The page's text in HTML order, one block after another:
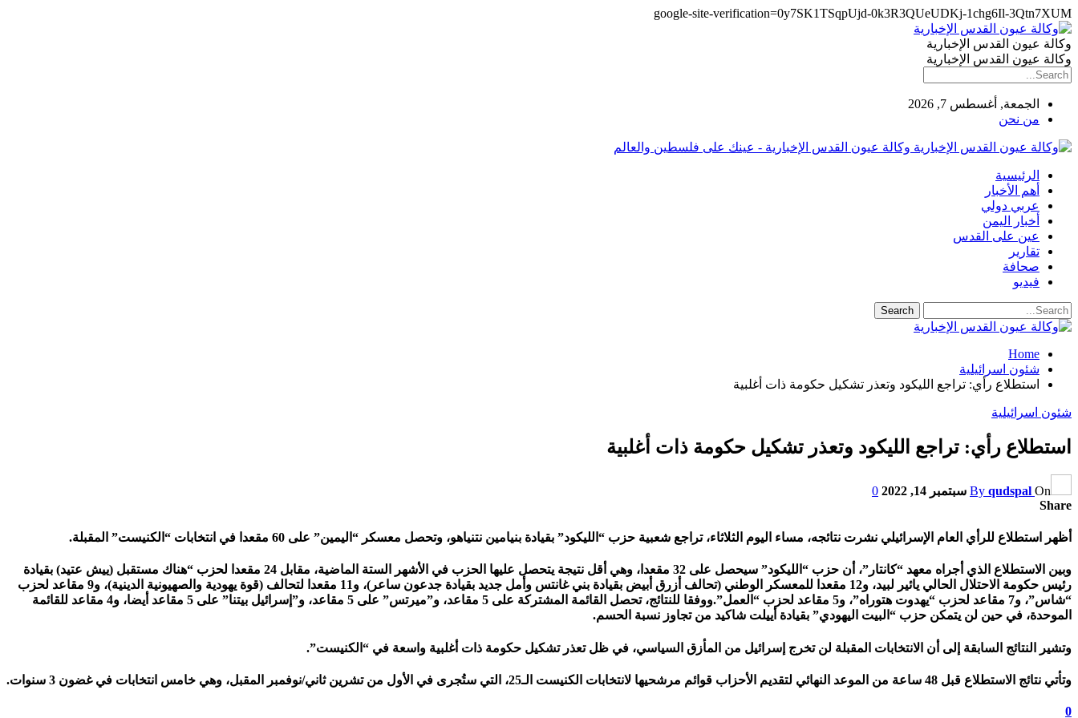
google-site-verification=0y7SK1TSqpUjd-0k3R3QUeUDKj-1chg6Il-3Qtn7XUM
وكالة عيون القدس الإخبارية
وكالة عيون القدس الإخبارية
الجمعة, أغسطس 7, 2026
من نحن
وكالة عيون القدس الإخبارية - عينك على فلسطين والعالم
الرئيسية
أهم الأخبار
عربي دولي
أخبار اليمن
عين على القدس
تقارير
صحافة
فيديو
Home
شئون اسرائيلية
استطلاع رأي: تراجع الليكود وتعذر تشكيل حكومة ذات أغلبية
شئون اسرائيلية
استطلاع رأي: تراجع الليكود وتعذر تشكيل حكومة ذات أغلبية
By qudspal On سبتمبر 14, 2022
0
Share
أظهر استطلاع للرأي العام الإسرائيلي نشرت نتائجه، مساء اليوم الثلاثاء، تراجع شعبية حزب “الليكود” بقيادة بنيامين نتنياهو، وتحصل معسكر “اليمين” على 60 مقعدا في انتخابات “الكنيست” المقبلة.
وبين الاستطلاع الذي أجراه معهد “كانتار”، أن حزب “الليكود” سيحصل على 32 مقعدا، وهي أقل نتيجة يتحصل عليها الحزب في الأشهر الستة الماضية، مقابل 24 مقعدا لحزب “هناك مستقبل (ييش عتيد) بقيادة
رئيس حكومة الاحتلال الحالي يائير لبيد، و12 مقعدا للمعسكر الوطني (تحالف أزرق أبيض بقيادة بني غانتس وأمل جديد بقيادة جدعون ساعر)، و11 مقعدا لتحالف (قوة يهودية والصهيونية الدينية)، و9 مقاعد لحزب
“شاس”، و7 مقاعد لحزب “يهدوت هتوراه”، و5 مقاعد لحزب “العمل”.ووفقا للنتائج، تحصل القائمة المشتركة على 5 مقاعد، و”ميرتس” على 5 مقاعد، و”إسرائيل بيتنا” على 5 مقاعد أيضا، و4 مقاعد للقائمة
الموحدة، في حين لن يتمكن حزب “البيت اليهودي” بقيادة أييلت شاكيد من تجاوز نسبة الحسم.
وتشير النتائج السابقة إلى أن الانتخابات المقبلة لن تخرج إسرائيل من المأزق السياسي، في ظل تعذر تشكيل حكومة ذات أغلبية واسعة في “الكنيست”.
وتأتي نتائج الاستطلاع قبل 48 ساعة من الموعد النهائي لتقديم الأحزاب قوائم مرشحيها لانتخابات الكنيست الـ25، التي ستُجرى في الأول من تشرين ثاني/نوفمبر المقبل، وهي خامس انتخابات في غضون 3 سنوات.
0